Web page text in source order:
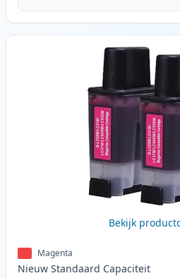
Bekijk
Magenta
Nieuw Standaard Capaciteit